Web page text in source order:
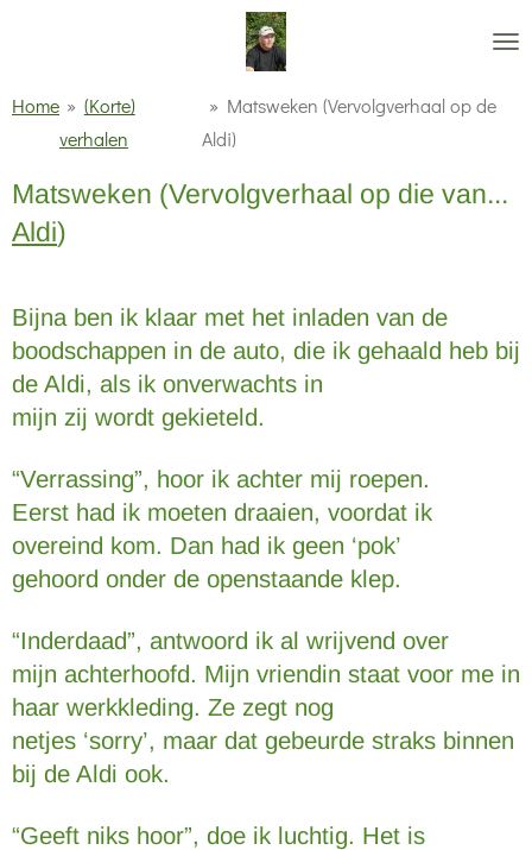
Home » (Korte)
verhalen
» Matsweken (Vervolgverhaal op de
Aldi)
Matsweken (Vervolgverhaal op die van...
Aldi)
Bijna ben ik klaar met het inladen van de
boodschappen in de auto, die ik gehaald heb bij
de Aldi, als ik onverwachts in
mijn zij wordt gekieteld.
“Verrassing”, hoor ik achter mij roepen.
Eerst had ik moeten draaien, voordat ik
overeind kom. Dan had ik geen ‘pok’
gehoord onder de openstaande klep.
“Inderdaad”, antwoord ik al wrijvend over
mijn achterhoofd. Mijn vriendin staat voor me in
haar werkkleding. Ze zegt nog
netjes ‘sorry’, maar dat gebeurde straks binnen
bij de Aldi ook.
“Geeft niks hoor”, doe ik luchtig. Het is